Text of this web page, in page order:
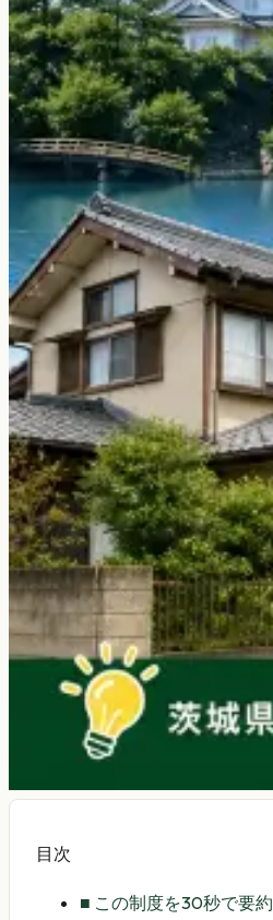
目次
■ この制度を30秒で要約